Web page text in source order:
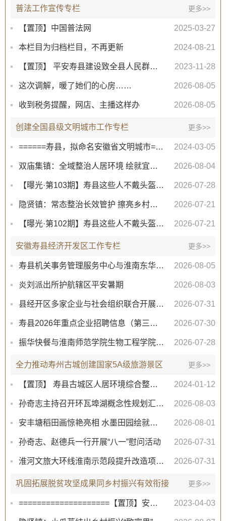
普法工作宣传专栏 更多>>
【置顶】中国普法网 2025-03-27
本栏目为归档栏目，不再更新 2024-08-21
【置顶】 平安寿县建设致全县人民群众的一封信 2023-11-28
这次调解，暖了她们的心房…… 2026-08-05
收到税务提醒，网店、主播这样办 2026-08-05
创建全国县级文明城市工作专栏 更多>>
======寿县，拟命名安徽省文明城市====== 2024-03-05
双庙集镇：全域整治人居环境 绘就宜居新画卷 2026-08-04
【曝光·第103期】寿县这些人不戴头盔已被“抓拍”！ 2026-07-28
隐贤镇：常态整治长效管护 擦亮乡村生态底色 2026-07-21
【曝光·第102期】寿县这些人不戴头盔已被“抓拍”！ 2026-07-21
安徽寿县经济开发区工作专栏 更多>>
寿县机关事务管理服务中心与淮南东华城市服务有限公司联合公开招聘物业服务工作人员公告 2026-08-05
炎刘派出所护航辖区平安暑期 2026-08-03
县经开区多家企业与社会组织联合开展公益助农爱心活动 2026-07-31
寿县2026年重点企业招聘信息（第三十五期） 2026-07-30
振华快餐与淮南师范学院生物工程学院签署战略合作协议 2026-07-28
全力推动寿州古城创建国家5A级旅游景区 更多>>
【置顶】 寿县古城区人居环境综合整治致广大市民的一封信 2024-01-12
孙奇志主持召开环瓦埠湖概念性规划汇报会 2026-08-03
安丰塘稻田画惊艳亮相 水墨田园绘就乡村振兴新图景 2026-08-01
孙奇志、赵德兵一行开展“八一”慰问活动 2026-07-31
淮河文旅大环线淮南示范段提升改造项目寿县定湖大道路段即将完工 2026-07-31
巩固拓展脱贫攻坚成果同乡村振兴有效衔接 更多>>
====================【置顶】安徽防止返贫监测对象申报==================== 2023-04-03